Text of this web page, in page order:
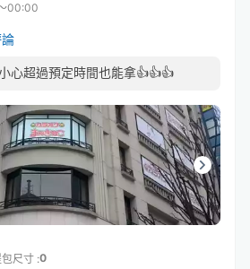
00:00
心超過預定時間也能拿👍👍👍
尺寸 :0